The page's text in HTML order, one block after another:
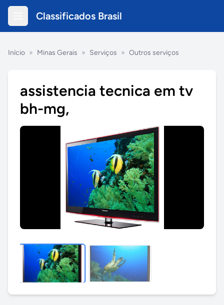
Classificados Brasil
Início » Minas Gerais » Serviços » Outros serviços
assistencia tecnica em tv
bh-mg,